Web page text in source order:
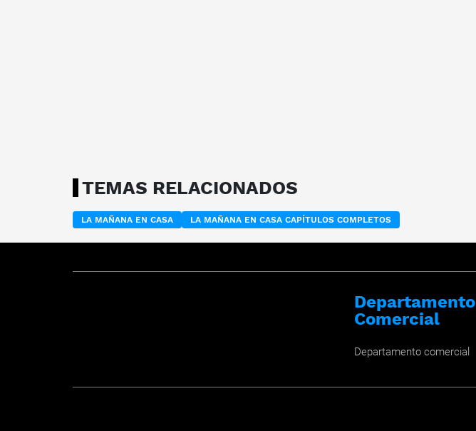
TEMAS RELACIONADOS
LA MAÑANA EN CASA LA MAÑANA EN CASA CAPÍTULOS COMPLETOS
Departamento
Comercial
Departamento comercial